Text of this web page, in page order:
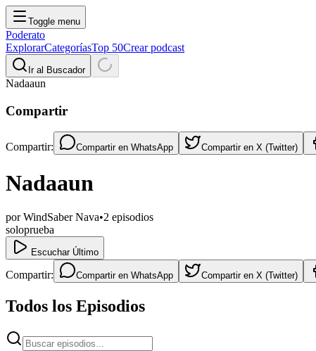
Toggle menu
Poderato
ExplorarCategoríasTop 50Crear podcast
Ir al Buscador
Nadaaun
Compartir
Compartir: Compartir en WhatsApp Compartir en X (Twitter)
Nadaaun
porWindSaber Nava•2 episodios
soloprueba
Escuchar Último
Compartir: Compartir en WhatsApp Compartir en X (Twitter)
Todos los Episodios